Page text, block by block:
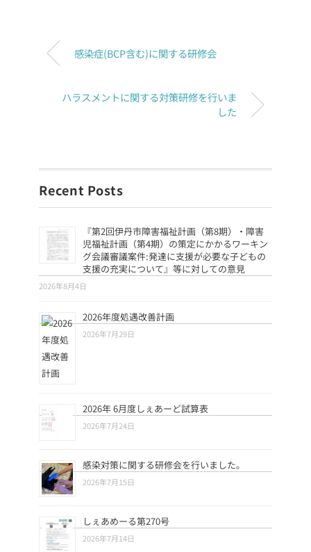
感染症(BCP含む)に関する研修会
ハラスメントに関する対策研修を行いま
した
Recent Posts
『第2回伊丹市障害福祉計画（第8期）・障害
児福祉計画（第4期）の策定にかかるワーキン
グ会議審議案件:発達に支援が必要な子どもの
支援の充実について』等に対しての意見
2026年8月4日
2026年度処遇改善計画
2026年7月29日
2026年 6月度しぇあーど試算表
2026年7月24日
感染対策に関する研修会を行いました。
2026年7月15日
しぇあめーる第270号
2026年7月14日